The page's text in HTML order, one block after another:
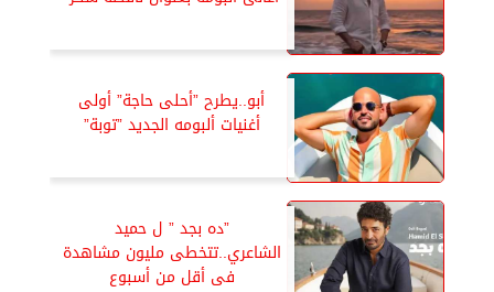
أبو..يطرح ”أحلى حاجة” أولى
أغنيات ألبومه الجديد ”توبة”
”ده بجد ” ل حميد
الشاعري..تتخطى مليون مشاهدة
فى أقل من أسبوع